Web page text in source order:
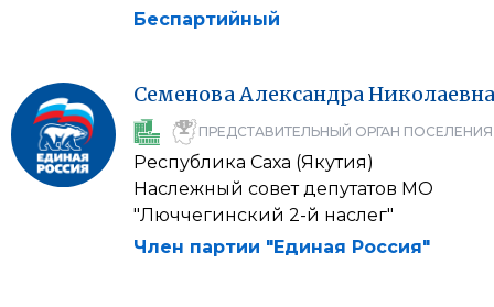
Беспартийный
СеменоваАлександраНиколаевна
ПРЕДСТАВИТЕЛЬНЫЙ ОРГАН ПОСЕЛЕНИЯ
Республика Саха (Якутия)
Наслежный совет депутатов МО
"Люччегинский 2-й наслег"
Член партии "Единая Россия"